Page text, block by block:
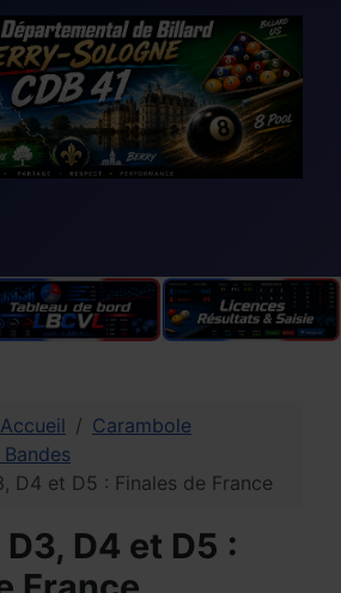
Accueil
Carambole
Bandes
D4 et D5 : Finales de France
D4 et D5 :